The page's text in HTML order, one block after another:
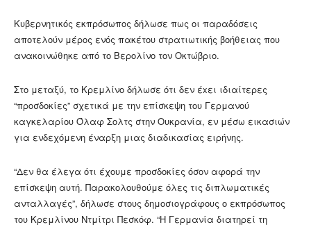
Κυβερνητικός εκπρόσωπος δήλωσε πως οι παραδόσεις
αποτελούν μέρος ενός πακέτου στρατιωτικής βοήθειας που
ανακοινώθηκε από το Βερολίνο τον Οκτώβριο.
Στο μεταξύ, το Κρεμλίνο δήλωσε ότι δεν έxει ιδιαίτερες
“προσδοκίες” σχετικά με την επίσκεψη του Γερμανού
καγκελαρίου Όλαφ Σολτς στην Ουκρανία, εν μέσω εικασιών
για ενδεχόμενη έναρξη μιας διαδικασίας ειρήνης.
“Δεν θα έλεγα ότι έχουμε προσδοκίες όσον αφορά την
επίσκεψη αυτή. Παρακολουθούμε όλες τις διπλωματικές
ανταλλαγές”, δήλωσε στους δημοσιογράφους ο εκπρόσωπος
του Κρεμλίνου Ντμίτρι Πεσκόφ. “Η Γερμανία διατηρεί τη